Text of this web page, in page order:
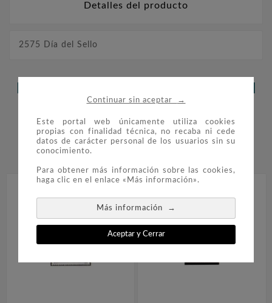
Continuar sin aceptar →
Este portal web únicamente utiliza cookies
propias con finalidad técnica, no recaba ni cede
datos de carácter personal de los usuarios sin su
conocimiento.
Para obtener más información sobre las cookies,
haga clic en el enlace «Más información».
Más información →
Aceptar y Cerrar
Detalles del producto
2575 Día del Sello
COMPRARON: